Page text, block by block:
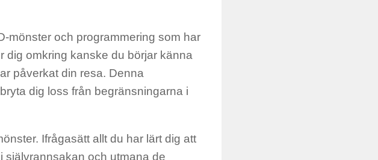
mönster och programmering som har
dig omkring kanske du börjar känna
påverkat din resa. Denna
dig loss från begränsningarna i
Ifrågasätt allt du har lärt dig att
självrannsakan och utmana de